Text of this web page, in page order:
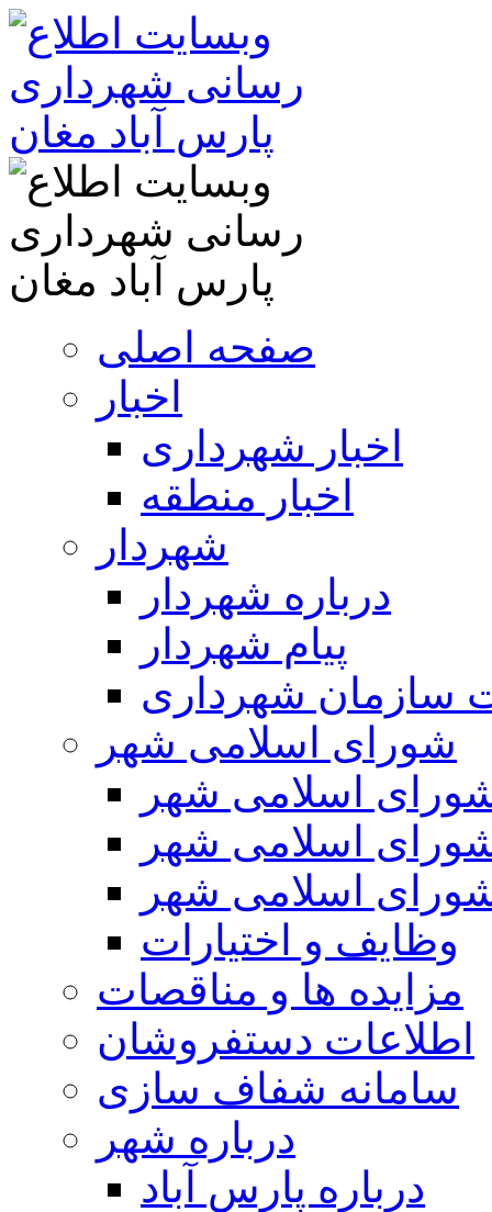
صفحه اصلی
اخبار
اخبار شهرداری
اخبار منطقه
شهردار
درباره شهردار
پیام شهردار
سازمان شهرداری
شورای اسلامی شهر
اسلامی شهر
اسلامی شهر
اسلامی شهر
وظایف و اختیارات
مزایده ها و مناقصات
اطلاعات دستفروشان
سامانه شفاف سازی
درباره شهر
درباره پارس آباد